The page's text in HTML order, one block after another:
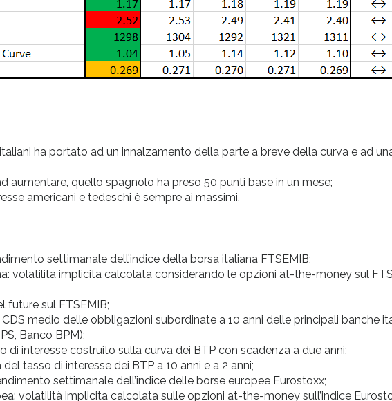
ha portato ad un innalzamento della parte a breve della curva e ad
aumentare, quello spagnolo ha preso 50 punti base in un mese;
americani e tedeschi è sempre ai massimi.
settimanale dell’indice della borsa italiana FTSEMIB;
volatilità implicita calcolata considerando le opzioni at-the-money sul
future sul FTSEMIB;
CDS medio delle obbligazioni subordinate a 10 anni delle principali banche
Banco BPM);
di interesse costruito sulla curva dei BTP con scadenza a due anni;
tasso di interesse dei BTP a 10 anni e a 2 anni;
settimanale dell’indice delle borse europee Eurostoxx;
volatilità implicita calcolata sulle opzioni at-the-money sull’indice